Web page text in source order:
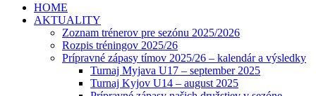
HOME
AKTUALITY
Zoznam trénerov pre sezónu 2025/2026
Rozpis tréningov 2025/26
Prípravné zápasy tímov 2025/26 – kalendár a výsledky
Turnaj Myjava U17 – september 2025
Turnaj Kyjov U14 – august 2025